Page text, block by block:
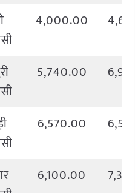
4,000.00
5,740.00
6,570.00
6,100.00